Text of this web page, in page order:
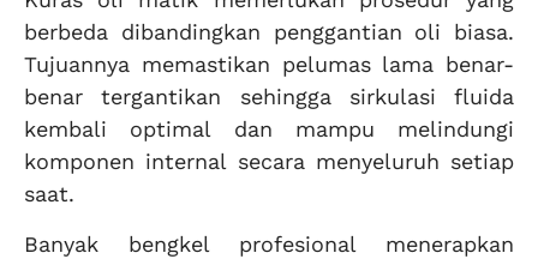
berbeda dibandingkan penggantian oli biasa.
Tujuannya memastikan pelumas lama benar-
benar tergantikan sehingga sirkulasi fluida
kembali optimal dan mampu melindungi
komponen internal secara menyeluruh setiap
saat.
Banyak bengkel profesional menerapkan